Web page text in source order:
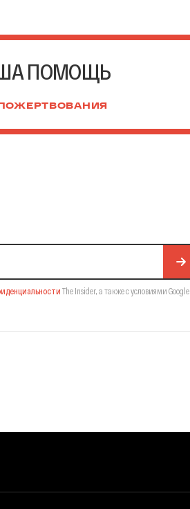
ПОМОЩЬ
The Insider, а также с условиями Google